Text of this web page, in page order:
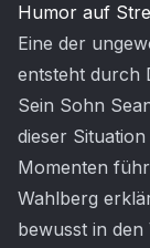
Humor auf
Eine der
entsteht durch
Sein Sohn
dieser
Momenten
Wahlberg
bewusst in